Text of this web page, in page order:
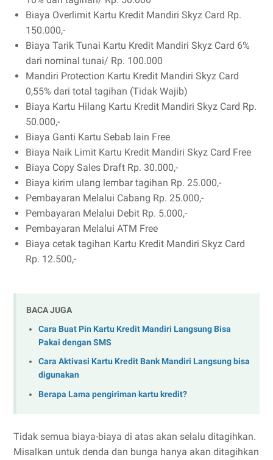
Biaya Overlimit Kartu Kredit Mandiri Skyz Card Rp.
150.000,-
Biaya Tarik Tunai Kartu Kredit Mandiri Skyz Card 6%
dari nominal tunai/ Rp. 100.000
Mandiri Protection Kartu Kredit Mandiri Skyz Card
0,55% dari total tagihan (Tidak Wajib)
Biaya Kartu Hilang Kartu Kredit Mandiri Skyz Card Rp.
50.000,-
Biaya Ganti Kartu Sebab lain Free
Biaya Naik Limit Kartu Kredit Mandiri Skyz Card Free
Biaya Copy Sales Draft Rp. 30.000,-
Biaya kirim ulang lembar tagihan Rp. 25.000,-
Pembayaran Melalui Cabang Rp. 25.000,-
Pembayaran Melalui Debit Rp. 5.000,-
Pembayaran Melalui ATM Free
Biaya cetak tagihan Kartu Kredit Mandiri Skyz Card
Rp. 12.500,-
BACA JUGA
Cara Buat Pin Kartu Kredit Mandiri Langsung Bisa
Pakai dengan SMS
Cara Aktivasi Kartu Kredit Bank Mandiri Langsung bisa
digunakan
Berapa Lama pengiriman kartu kredit?
Tidak semua biaya-biaya di atas akan selalu ditagihkan.
Misalkan untuk denda dan bunga hanya akan ditagihkan